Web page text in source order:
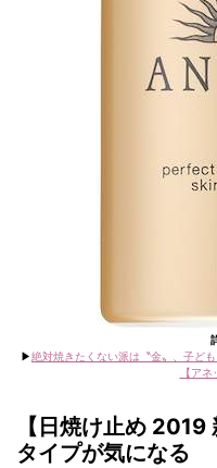
▶︎絶対焼きたくない派は〝金〟、子ど
【ア
【日焼け止め
タイプが気になる